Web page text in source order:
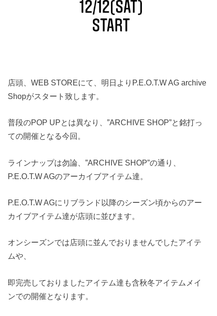
店頭、WEB STOREにて、明日よりP.E.O.T.W AG archive
Shopがスタート致します。
普段のPOP UPとは異なり、”ARCHIVE SHOP”と銘打っ
ての開催となる今回。
ラインナップは勿論、”ARCHIVE SHOP”の通り、
P.E.O.T.W AGのアーカイブアイテム達。
P.E.O.T.W AGにリブランド以降のシーズン頃からのアー
カイブアイテム達が店頭に並びます。
オンシーズンでは店頭に並んでおりませんでしたアイテ
ムや、
即完売しておりましたアイテム達も含秋冬アイテムメイ
ンでの開催となります。